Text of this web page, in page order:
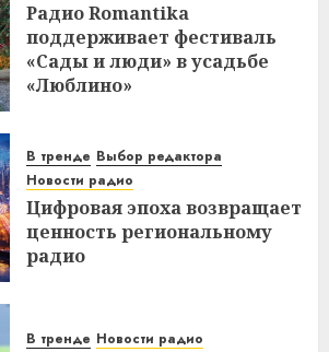
Радио Romantika
поддерживает фестиваль
«Сады и люди» в усадьбе
«Люблино»
В тренде Выбор редактора
Новости радио
Цифровая эпоха возвращает
ценность региональному
радио
В тренде Новости радио